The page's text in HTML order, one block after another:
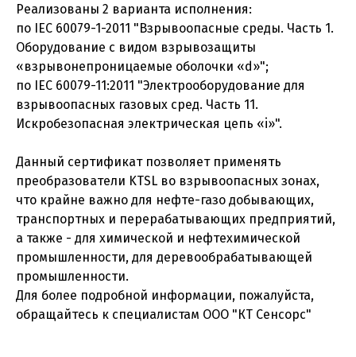
Реализованы 2 варианта исполнения:
по IEC 60079-1-2011 "Взрывоопасные среды. Часть 1.
Оборудование с видом взрывозащиты
«взрывонепроницаемые оболочки «d»";
по IEC 60079-11:2011 "Электрооборудование для
взрывоопасных газовых сред. Часть 11.
Искробезопасная электрическая цепь «i»".
Данный сертификат позволяет применять
преобразователи KTSL во взрывоопасных зонах,
что крайне важно для нефте-газо добывающих,
транспортных и перерабатывающих предприятий,
а также - для химической и нефтехимической
промышленности, для деревообрабатывающей
промышленности.
Для более подробной информации, пожалуйста,
обращайтесь к специалистам ООО "КТ Сенсорс"